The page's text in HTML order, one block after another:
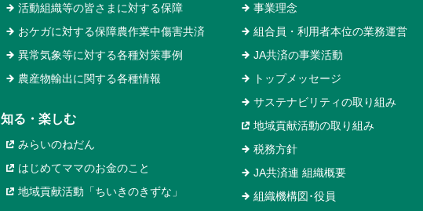
活動組織等の皆さまに対する保障
おケガに対する保障農作業中傷害共済
異常気象等に対する各種対策事例
農産物輸出に関する各種情報
知る・楽しむ
みらいのねだん
はじめてママのお金のこと
地域貢献活動「ちいきのきずな」
事業理念
組合員・利用者本位の業務運営
JA共済の事業活動
トップメッセージ
サステナビリティの取り組み
地域貢献活動の取り組み
税務方針
JA共済連 組織概要
組織機構図･役員